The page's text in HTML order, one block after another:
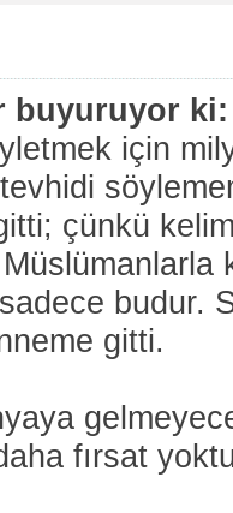
buyuruyor ki:
için
çünkü
budur.
gitti.
fırsat